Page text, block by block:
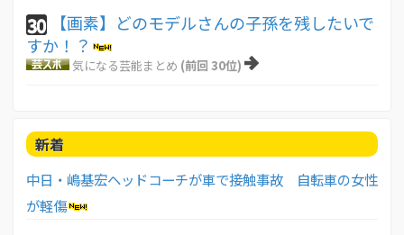
30
【画素】どのモデルさんの子孫を残したいで
すか！？
気になる芸能まとめ (前回 30位)
新着
中日・嶋基宏ヘッドコーチが車で接触事故 自転車の女性
が軽傷